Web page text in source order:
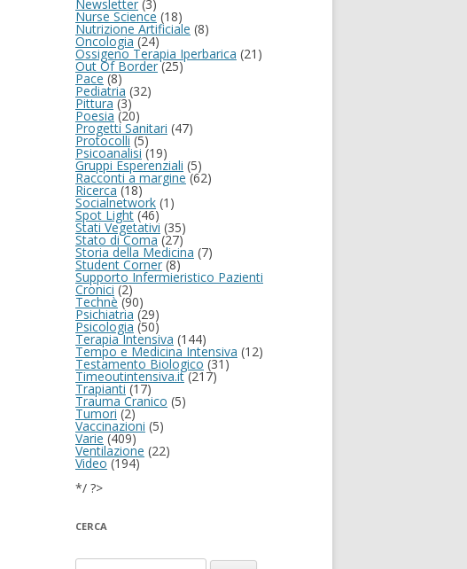
Newsletter (3)
Nurse Science (18)
Nutrizione Artificiale (8)
Oncologia(24)
Ossigeno Terapia Iperbarica (21)
Out Of Border(25)
Pace(8)
Pediatria (32)
Pittura(3)
Poesia (20)
Progetti Sanitari (47)
Protocolli(5)
Psicoanalisi (19)
Gruppi Esperenziali (5)
Racconti a margine (62)
Ricerca(18)
Socialnetwork (1)
Spot Light(46)
Stati Vegetativi (35)
Stato di Coma(27)
Storia della Medicina (7)
Student Corner(8)
Supporto Infermieristico Pazienti
Cronici(2)
Technè(90)
Psichiatria (29)
Psicologia (50)
Terapia Intensiva (144)
Tempo e Medicina Intensiva (12)
Testamento Biologico(31)
Timeoutintensiva.it(217)
Trapianti(17)
Trauma Cranico (5)
Tumori(2)
Vaccinazioni (5)
Varie(409)
Ventilazione (22)
Video(194)
*/ ?>
CERCA